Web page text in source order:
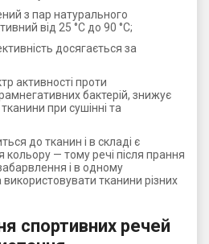
з пар натурального
від 25 °C до 90 °C;
досягається за
активності проти
бактерій, знижує
при сушінні та
до тканин і в складі є
кольору — тому речі після прання
і в одному
тканини різних
спортивних речей